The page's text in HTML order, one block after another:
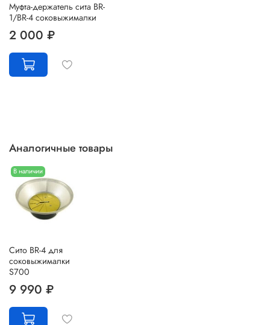
Муфта-держатель сита BR-
1/BR-4 соковыжималки
2 000 ₽
Аналогичные товары
В наличии
Сито BR-4 для
соковыжималки
S700
9 990 ₽